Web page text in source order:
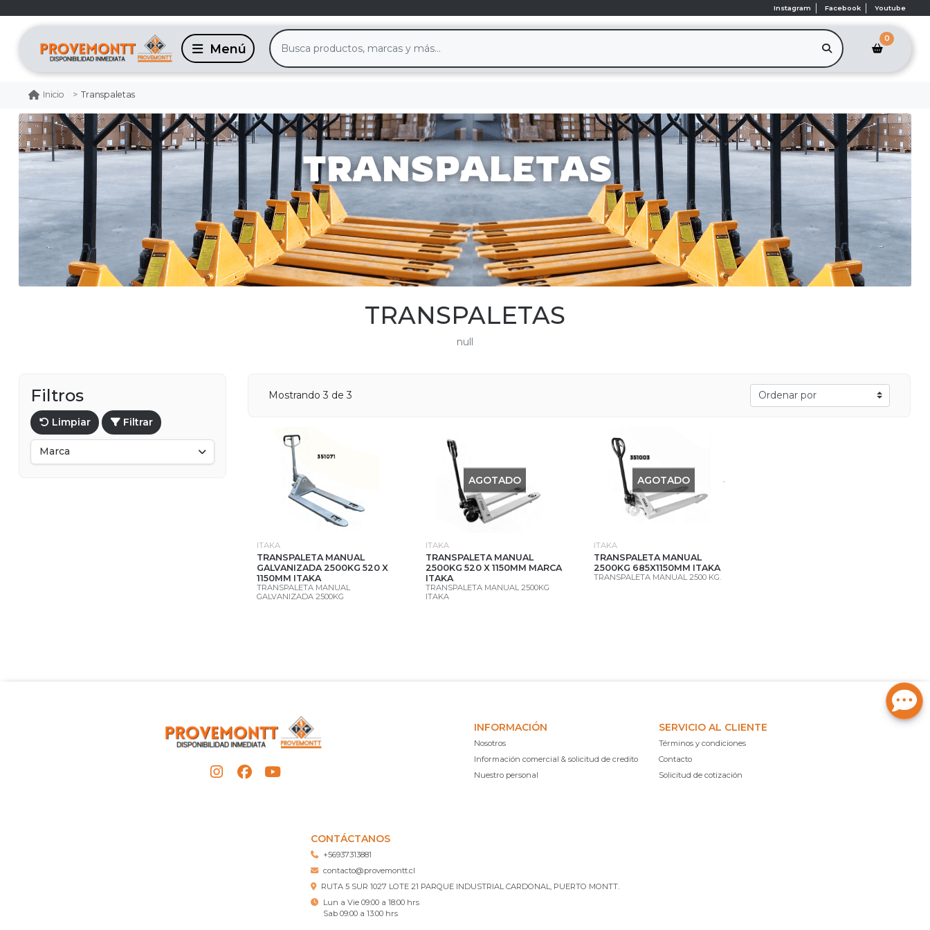
Instagram Facebook Youtube
0
Inicio Transpaletas
TRANSPALETAS
null
Filtros
Limpiar Filtrar
Marca
Mostrando 3 de 3
ITAKA
TRANSPALETA MANUAL
GALVANIZADA 2500KG 520 X
1150MM ITAKA
TRANSPALETA MANUAL
GALVANIZADA 2500KG
AGOTADO
ITAKA
TRANSPALETA MANUAL
2500KG 520 X 1150MM MARCA
ITAKA
TRANSPALETA MANUAL 2500KG
ITAKA
AGOTADO
ITAKA
TRANSPALETA MANUAL
2500KG 685X1150MM ITAKA
TRANSPALETA MANUAL 2500 KG.
INFORMACIÓN
Nosotros
Información comercial & solicitud de credito
Nuestro personal
SERVICIO AL CLIENTE
Términos y condiciones
Contacto
Solicitud de cotización
CONTÁCTANOS
+56937313881
contacto@provemontt.cl
RUTA 5 SUR 1027 LOTE 21 PARQUE INDUSTRIAL CARDONAL, PUERTO MONTT.
Lun a Vie 09:00 a 18:00 hrs
Sab 09:00 a 13:00 hrs